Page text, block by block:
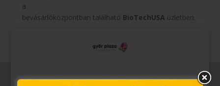
a
bevásárlóközpontban található BioTechUSA üzletben.